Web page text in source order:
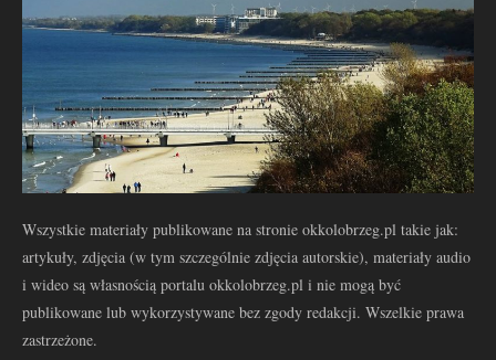
Wszystkie materiały publikowane na stronie okkolobrzeg.pl takie jak:
artykuły, zdjęcia (w tym szczególnie zdjęcia autorskie), materiały audio
i wideo są własnością portalu okkolobrzeg.pl i nie mogą być
publikowane lub wykorzystywane bez zgody redakcji. Wszelkie prawa
zastrzeżone.